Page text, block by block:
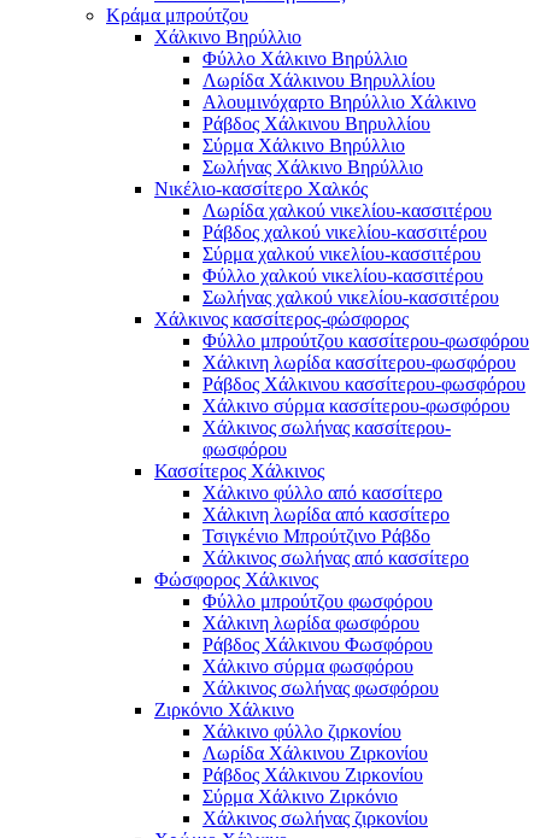
Κράμα μπρούτζου
Χάλκινο Βηρύλλιο
Φύλλο Χάλκινο Βηρύλλιο
Λωρίδα Χάλκινου Βηρυλλίου
Αλουμινόχαρτο Βηρύλλιο Χάλκινο
Ράβδος Χάλκινου Βηρυλλίου
Σύρμα Χάλκινο Βηρύλλιο
Σωλήνας Χάλκινο Βηρύλλιο
Νικέλιο-κασσίτερο Χαλκός
Λωρίδα χαλκού νικελίου-κασσιτέρου
Ράβδος χαλκού νικελίου-κασσιτέρου
Σύρμα χαλκού νικελίου-κασσιτέρου
Φύλλο χαλκού νικελίου-κασσιτέρου
Σωλήνας χαλκού νικελίου-κασσιτέρου
Χάλκινος κασσίτερος-φώσφορος
Φύλλο μπρούτζου κασσίτερου-φωσφόρου
Χάλκινη λωρίδα κασσίτερου-φωσφόρου
Ράβδος Χάλκινου κασσίτερου-φωσφόρου
Χάλκινο σύρμα κασσίτερου-φωσφόρου
Χάλκινος σωλήνας κασσίτερου-
φωσφόρου
Κασσίτερος Χάλκινος
Χάλκινο φύλλο από κασσίτερο
Χάλκινη λωρίδα από κασσίτερο
Τσιγκένιο Μπρούτζινο Ράβδο
Χάλκινος σωλήνας από κασσίτερο
Φώσφορος Χάλκινος
Φύλλο μπρούτζου φωσφόρου
Χάλκινη λωρίδα φωσφόρου
Ράβδος Χάλκινου Φωσφόρου
Χάλκινο σύρμα φωσφόρου
Χάλκινος σωλήνας φωσφόρου
Ζιρκόνιο Χάλκινο
Χάλκινο φύλλο ζιρκονίου
Λωρίδα Χάλκινου Ζιρκονίου
Ράβδος Χάλκινου Ζιρκονίου
Σύρμα Χάλκινο Ζιρκόνιο
Χάλκινος σωλήνας ζιρκονίου